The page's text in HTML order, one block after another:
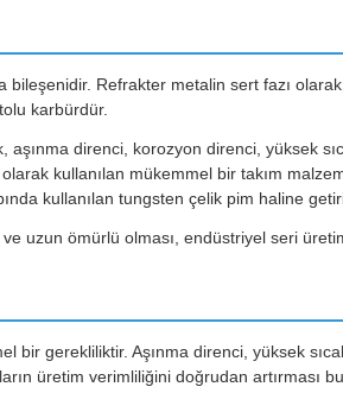
Refrakter metalin sert fazı
karbürdür.
direnci, korozyon direnci, yüksek
kullanılan mükemmel bir takım
kullanılan tungsten çelik pim haline
uzun ömürlü olması, endüstriyel seri
bir gerekliliktir. Aşınma direnci, yüksek
üretim verimliliğini doğrudan artırması